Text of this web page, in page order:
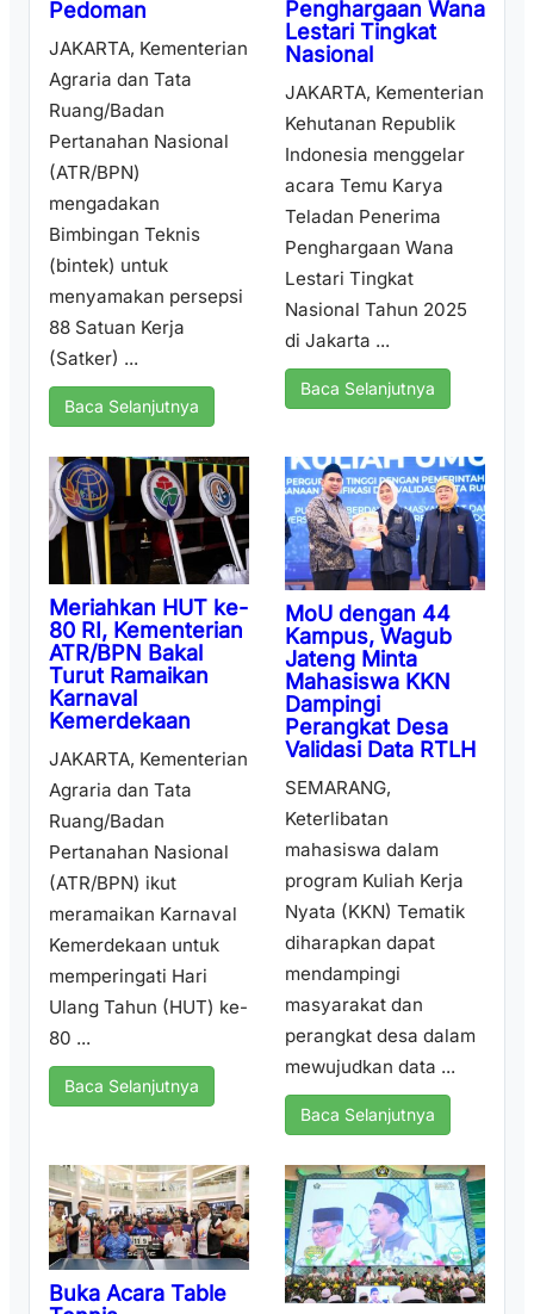
Pedoman
JAKARTA, Kementerian
Agraria dan Tata
Ruang/Badan
Pertanahan Nasional
(ATR/BPN)
mengadakan
Bimbingan Teknis
(bintek) untuk
menyamakan persepsi
88 Satuan Kerja
(Satker) ...
Baca Selanjutnya
Penghargaan Wana
Lestari Tingkat
Nasional
JAKARTA, Kementerian
Kehutanan Republik
Indonesia menggelar
acara Temu Karya
Teladan Penerima
Penghargaan Wana
Lestari Tingkat
Nasional Tahun 2025
di Jakarta ...
Baca Selanjutnya
Meriahkan HUT ke-
80 RI, Kementerian
ATR/BPN Bakal
Turut Ramaikan
Karnaval
Kemerdekaan
JAKARTA, Kementerian
Agraria dan Tata
Ruang/Badan
Pertanahan Nasional
(ATR/BPN) ikut
meramaikan Karnaval
Kemerdekaan untuk
memperingati Hari
Ulang Tahun (HUT) ke-
80 ...
Baca Selanjutnya
MoU dengan 44
Kampus, Wagub
Jateng Minta
Mahasiswa KKN
Dampingi
Perangkat Desa
Validasi Data RTLH
SEMARANG,
Keterlibatan
mahasiswa dalam
program Kuliah Kerja
Nyata (KKN) Tematik
diharapkan dapat
mendampingi
masyarakat dan
perangkat desa dalam
mewujudkan data ...
Baca Selanjutnya
Buka Acara Table